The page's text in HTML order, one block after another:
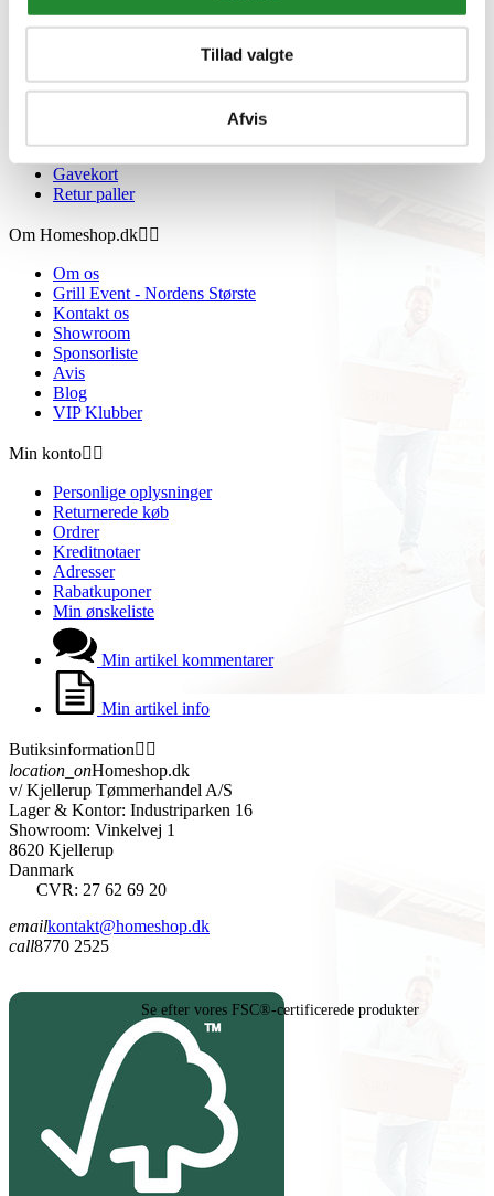
Tillad valgte
Afvis
Information
Beregnere
Cookie- og privatlivspolitik
Gavekort
Retur paller
Om Homeshop.dk 
Om os
Grill Event - Nordens Største
Kontakt os
Showroom
Sponsorliste
Avis
Blog
VIP Klubber
Min konto 
Personlige oplysninger
Returnerede køb
Ordrer
Kreditnotaer
Adresser
Rabatkuponer
Min ønskeliste
Min artikel kommentarer
Min artikel info
Butiksinformation 
location_onHomeshop.dk
v/ Kjellerup Tømmerhandel A/S
Lager & Kontor: Industriparken 16
Showroom: Vinkelvej 1
8620 Kjellerup
Danmark
CVR: 27 62 69 20
emailkontakt@homeshop.dk
call8770 2525
Se efter vores FSC®-certificerede produkter